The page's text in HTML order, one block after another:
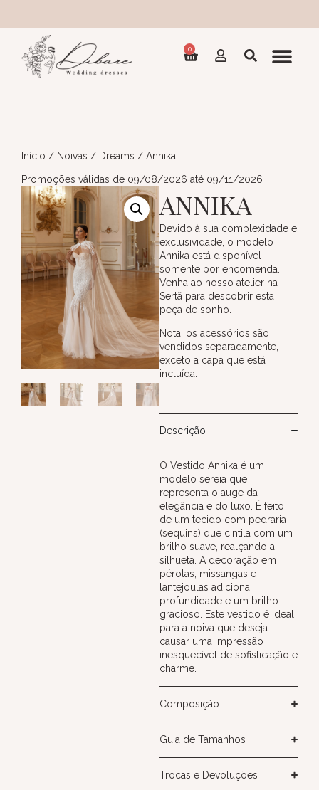
0
Início / Noivas / Dreams / Annika
Promoções válidas de 09/08/2026 até 09/11/2026
ANNIKA
Devido à sua complexidade e
exclusividade, o modelo
Annika está disponível
somente por encomenda.
Venha ao nosso atelier na
Sertã para descobrir esta
peça de sonho.
Nota: os acessórios são
vendidos separadamente,
exceto a capa que está
incluída.
Descrição
O Vestido Annika é um
modelo sereia que
representa o auge da
elegância e do luxo. É feito
de um tecido com pedraria
(sequins) que cintila com um
brilho suave, realçando a
silhueta. A decoração em
pérolas, missangas e
lantejoulas adiciona
profundidade e um brilho
gracioso. Este vestido é ideal
para a noiva que deseja
causar uma impressão
inesquecível de sofisticação e
charme.
Composição
Guia de Tamanhos
Trocas e Devoluções